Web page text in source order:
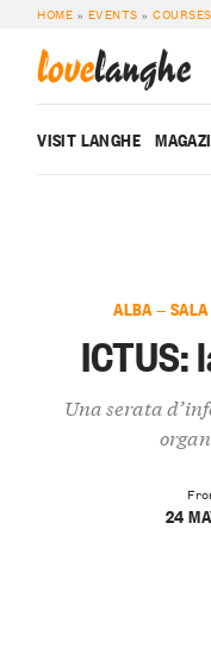
HOME » EVENTS »COURSES
lovelanghe
VISIT LANGHE
ALBA — SALA
ICTUS:
Una serata
24